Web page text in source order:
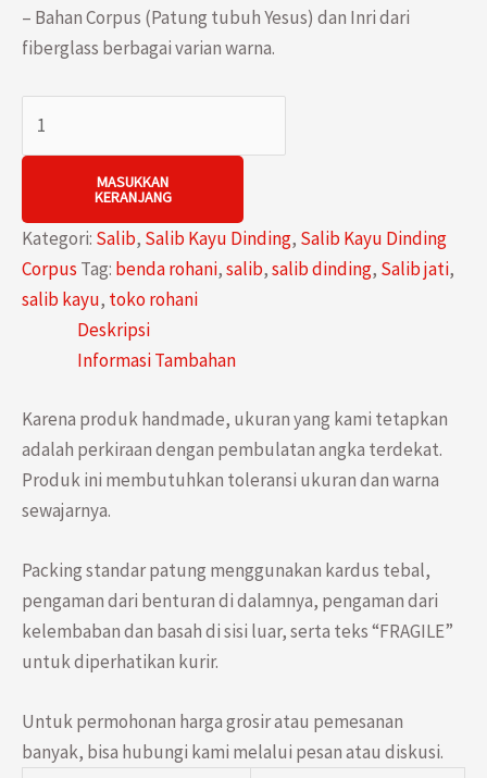
– Bahan Corpus (Patung tubuh Yesus) dan Inri dari
fiberglass berbagai varian warna.
Salib
Kayu
Jati
15cm
dengan
dan
Inri
Fiberglass
MASUKKAN
KERANJANG
Kategori: Salib, Salib Kayu Dinding, Salib Kayu Dinding
Corpus Tag: benda rohani,salib,salib dinding, Salib jati,
salib kayu, toko rohani
Deskripsi
Informasi Tambahan
Karena produk handmade, ukuran yang kami tetapkan
adalah perkiraan dengan pembulatan angka terdekat.
Produk ini membutuhkan toleransi ukuran dan warna
sewajarnya.
Packing standar patung menggunakan kardus tebal,
pengaman dari benturan di dalamnya, pengaman dari
kelembaban dan basah di sisi luar, serta teks “FRAGILE”
untuk diperhatikan kurir.
Untuk permohonan harga grosir atau pemesanan
banyak, bisa hubungi kami melalui pesan atau diskusi.